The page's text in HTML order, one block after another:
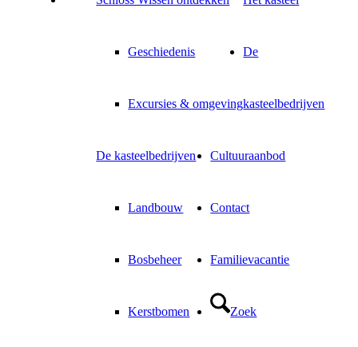
Geschiedenis
Excursies & omgeving
De
kasteelbedrijven
De kasteelbedrijven
Landbouw
Bosbeheer
Kerstbomen
Cultuuraanbod
Contact
Familievacantie
Zoek